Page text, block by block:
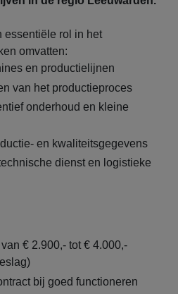
essentiële rol in het
omvatten:
en productielijnen
van het productieproces
onderhoud en kleine
en kwaliteitsgegevens
dienst en logistieke
€ 2.900,- tot € 4.000,-
bij goed functioneren